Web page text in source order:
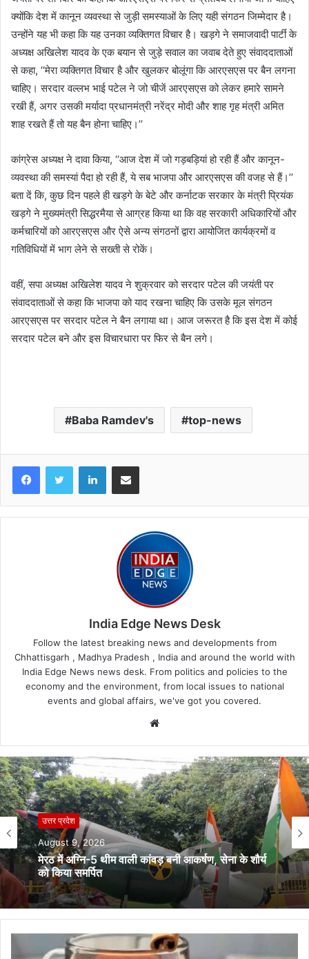
क्योंकि देश में कानून व्यवस्था से जुड़ी समस्याओं के लिए यही संगठन जिम्मेदार है।
उन्होंने यह भी कहा कि यह उनका व्यक्तिगत विचार है। खड़गे ने समाजवादी पार्टी के
अध्यक्ष अखिलेश यादव के एक बयान से जुड़े सवाल का जवाब देते हुए संवाददाताओं
से कहा, ‘‘मेरा व्यक्तिगत विचार है और खुलकर बोलूंगा कि आरएसएस पर बैन लगना
चाहिए। सरदार वल्लभ भाई पटेल ने जो चीजें आरएसएस को लेकर हमारे सामने
रखी हैं, अगर उसकी मर्यादा प्रधानमंत्री नरेंद्र मोदी और शाह गृह मंत्री अमित
शाह रखते हैं तो यह बैन होना चाहिए।’’
कांग्रेस अध्यक्ष ने दावा किया, ‘‘आज देश में जो गड़बड़ियां हो रही हैं और कानून-
व्यवस्था की समस्यां पैदा हो रही हैं, ये सब भाजपा और आरएसएस की वजह से हैं।’’
बता दें कि, कुछ दिन पहले ही खड़गे के बेटे और कर्नाटक सरकार के मंत्री प्रियंक
खड़गे ने मुख्यमंत्री सिद्धरमैया से आग्रह किया था कि वह सरकारी अधिकारियों और
कर्मचारियों को आरएसएस और ऐसे अन्य संगठनों द्वारा आयोजित कार्यक्रमों व
गतिविधियों में भाग लेने से सख्ती से रोकें।
वहीं, सपा अध्यक्ष अखिलेश यादव ने शुक्रवार को सरदार पटेल की जयंती पर
संवाददाताओं से कहा कि भाजपा को याद रखना चाहिए कि उसके मूल संगठन
आरएसएस पर सरदार पटेल ने बैन लगाया था। आज जरूरत है कि इस देश में कोई
सरदार पटेल बने और इस विचारधारा पर फिर से बैन लगे।
Baba Ramdev's top-news
LinkedInShare via Email
India Edge News Desk
Follow the latest breaking news and developments from
Chhattisgarh , Madhya Pradesh , India and around the world with
India Edge News news desk. From politics and policies to the
economy and the environment, from local issues to national
events and global affairs, we've got you covered.
Website
उत्तर प्रदेश
August 9, 2026
मेरठ में अग्नि-5 थीम वाली कांवड़ बनी आकर्षण, सेना के शौर्य
को किया समर्पित